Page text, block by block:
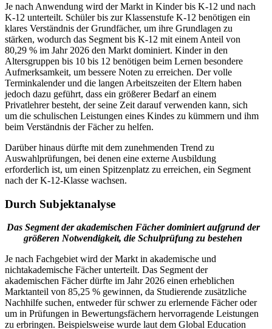
Je nach Anwendung wird der Markt in Kinder bis K-12 und nach
K-12 unterteilt. Schüler bis zur Klassenstufe K-12 benötigen ein
klares Verständnis der Grundfächer, um ihre Grundlagen zu
stärken, wodurch das Segment bis K-12 mit einem Anteil von
80,29 % im Jahr 2026 den Markt dominiert. Kinder in den
Altersgruppen bis 10 bis 12 benötigen beim Lernen besondere
Aufmerksamkeit, um bessere Noten zu erreichen. Der volle
Terminkalender und die langen Arbeitszeiten der Eltern haben
jedoch dazu geführt, dass ein größerer Bedarf an einem
Privatlehrer besteht, der seine Zeit darauf verwenden kann, sich
um die schulischen Leistungen eines Kindes zu kümmern und ihm
beim Verständnis der Fächer zu helfen.
Darüber hinaus dürfte mit dem zunehmenden Trend zu
Auswahlprüfungen, bei denen eine externe Ausbildung
erforderlich ist, um einen Spitzenplatz zu erreichen, ein Segment
nach der K-12-Klasse wachsen.
Durch Subjektanalyse
Das Segment der akademischen Fächer dominiert aufgrund der
größeren Notwendigkeit, die Schulprüfung zu bestehen
Je nach Fachgebiet wird der Markt in akademische und
nichtakademische Fächer unterteilt. Das Segment der
akademischen Fächer dürfte im Jahr 2026 einen erheblichen
Marktanteil von 85,25 % gewinnen, da Studierende zusätzliche
Nachhilfe suchen, entweder für schwer zu erlernende Fächer oder
um in Prüfungen in Bewertungsfächern hervorragende Leistungen
zu erbringen. Beispielsweise wurde laut dem Global Education